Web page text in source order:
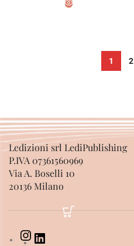
1 2
Ledizioni srl LediPublishing
P.IVA 07361560969
Via A. Boselli 10
20136 Milano